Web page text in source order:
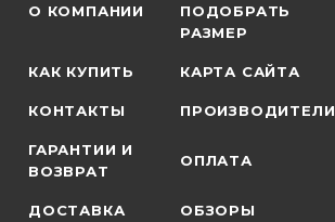
О КОМПАНИИ
ПОДОБРАТЬ
РАЗМЕР
КАК КУПИТЬ КАРТА САЙТА
КОНТАКТЫ ПРОИЗВОДИТЕЛИ
ГАРАНТИИ И
ВОЗВРАТ
ОПЛАТА
ДОСТАВКА ОБЗОРЫ